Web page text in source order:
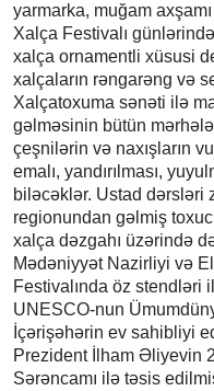
yarmarka, muğam
Xalça Festivalı
xalça ornamentli xüsusi
xalçaların rəngarəng və
Xalçatoxuma sənəti ilə
gəlməsinin bütün
çeşnilərin və naxışların
emalı, yandırılması,
biləcəklər. Ustad dərsləri
regionundan gəlmiş
xalça dəzgahı üzərində
Mədəniyyət Nazirliyi və
Festivalında öz stendləri
UNESCO-nun
İçərişəhərin ev sahibliyi
Prezident İlham Əliyevin
Sərəncamı ilə təsis